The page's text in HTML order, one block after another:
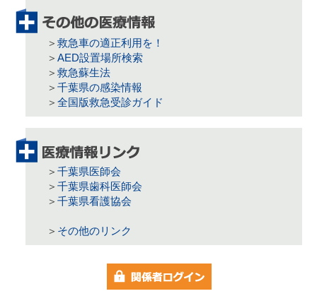
救急車の適正利用を！
AED設置場所検索
救急蘇生法
千葉県の感染情報
全国版救急受診ガイド
千葉県医師会
千葉県歯科医師会
千葉県看護協会
その他のリンク